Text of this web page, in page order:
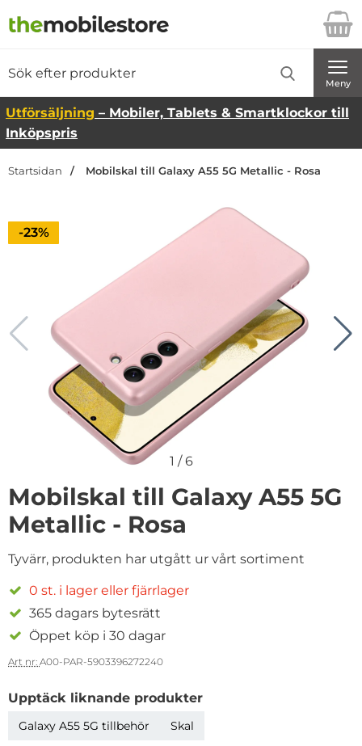
Startsidan för Danira Telecom AB
Meny
Utförsäljning – Mobiler, Tablets & Smartklockor till
Inköpspris
Startsidan Mobilskal till Galaxy A55 5G Metallic - Rosa
Priset är nedsatt med
-23%
1 /6
Mobilskal till Galaxy A55 5G
Metallic - Rosa
Tyvärr, produkten har utgått ur vårt sortiment
0 st. i lager eller fjärrlager
365 dagars bytesrätt
Öppet köp i 30 dagar
Art nr: A00-PAR-5903396272240
Upptäck liknande produkter
Galaxy A55 5G tillbehör Skal